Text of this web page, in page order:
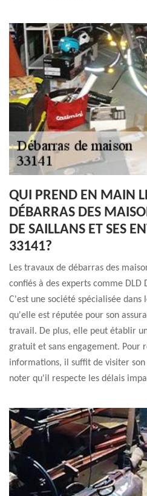
QUI PREND EN MAIN
DÉBARRAS DES
DE SAILLANS ET SES
33141?
Les travaux de débarras des
confiés à des experts comme DLD
C'est une société spécialisée
qu'elle est réputée pour son
travail. De plus, elle peut établir
gratuit et sans engagement. Pour
informations, il suffit de visiter
noter qu'il respecte les délais